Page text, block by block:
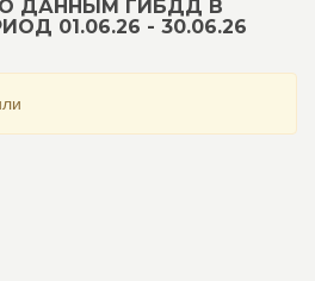
ДАННЫМ ГИБДД В
01.06.26 - 30.06.26